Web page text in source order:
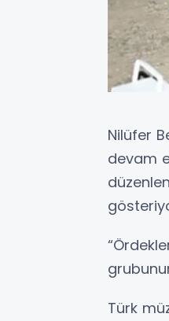
Nilüfer
devam
Türk